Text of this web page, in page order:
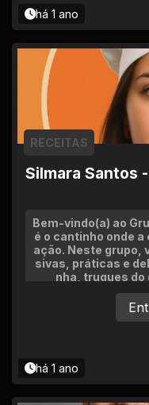
há 1 ano
Silmara Santos
RECEITAS
Bem-vindo(a) ao
é o cantinho onde
ação. Neste grupo,
sivas, práticas e
nha, truques do
há 1 ano